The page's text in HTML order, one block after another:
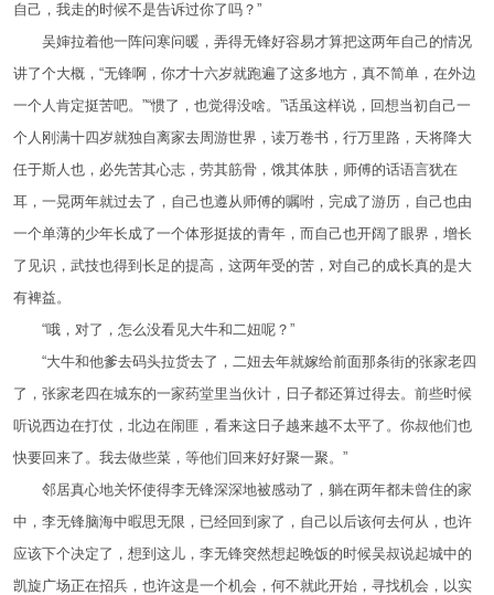
自己，我走的时候不是告诉过你了吗？”
吴婶拉着他一阵问寒问暖，弄得无锋好容易才算把这两年自己的情况
讲了个大概，“无锋啊，你才十六岁就跑遍了这多地方，真不简单，在外边
一个人肯定挺苦吧。”“惯了，也觉得没啥。”话虽这样说，回想当初自己一
个人刚满十四岁就独自离家去周游世界，读万卷书，行万里路，天将降大
任于斯人也，必先苦其心志，劳其筋骨，饿其体肤，师傅的话语言犹在
耳，一晃两年就过去了，自己也遵从师傅的嘱咐，完成了游历，自己也由
一个单薄的少年长成了一个体形挺拔的青年，而自己也开阔了眼界，增长
了见识，武技也得到长足的提高，这两年受的苦，对自己的成长真的是大
有裨益。
“哦，对了，怎么没看见大牛和二妞呢？”
“大牛和他爹去码头拉货去了，二妞去年就嫁给前面那条街的张家老四
了，张家老四在城东的一家药堂里当伙计，日子都还算过得去。前些时候
听说西边在打仗，北边在闹匪，看来这日子越来越不太平了。你叔他们也
快要回来了。我去做些菜，等他们回来好好聚一聚。”
邻居真心地关怀使得李无锋深深地被感动了，躺在两年都未曾住的家
中，李无锋脑海中暇思无限，已经回到家了，自己以后该何去何从，也许
应该下个决定了，想到这儿，李无锋突然想起晚饭的时候吴叔说起城中的
凯旋广场正在招兵，也许这是一个机会，何不就此开始，寻找机会，以实